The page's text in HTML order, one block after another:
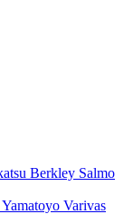
Berkley Salmo
Yamatoyo Varivas